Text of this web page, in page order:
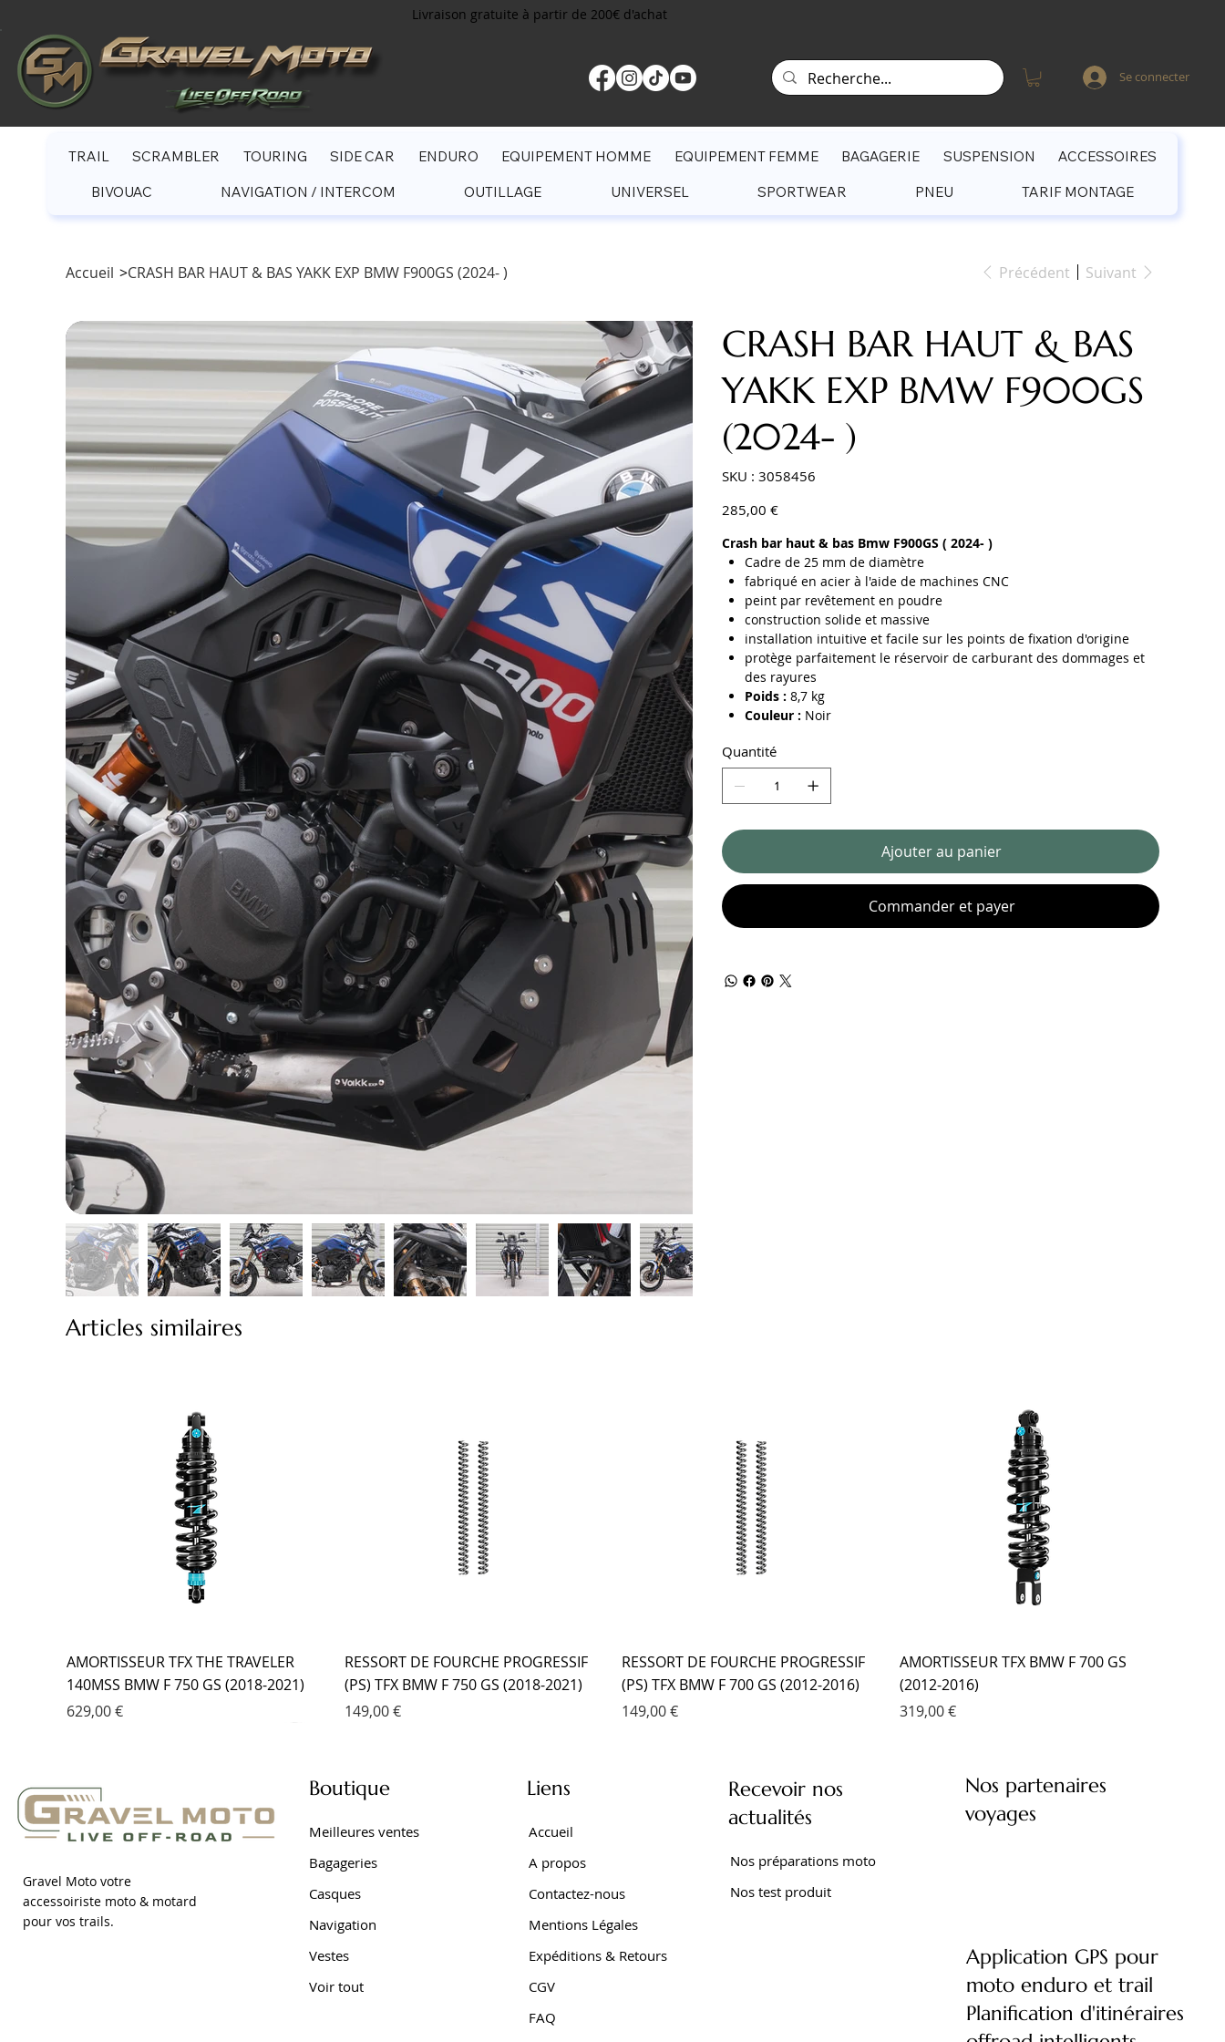
Livraison gratuite à partir de 200€ d'achat
Se connecter
Accueil >CRASH BAR HAUT & BAS YAKK EXP BMW F900GS (2024- ) Précédent Suivant
CRASH BAR HAUT & BAS
YAKK EXP BMW F900GS
(2024- )
SKU : SKU
3058456
3058456
285,00 €
Crash bar haut & bas Bmw F900GS ( 2024- )
Cadre de 25 mm de diamètre
fabriqué en acier à l'aide de machines CNC
peint par revêtement en poudre
construction solide et massive
installation intuitive et facile sur les points de fixation d'origine
protège parfaitement le réservoir de carburant des dommages et
des rayures
Poids : 8,7 kg
Couleur : Noir
Quantité
Ajouter au panier
Commander et payer
Articles similaires
AMORTISSEUR TFX THE TRAVELER
140MSS BMW F 750 GS (2018-2021)
Prix
629,00 €
RESSORT DE FOURCHE PROGRESSIF
(PS) TFX BMW F 750 GS (2018-2021)
Prix
149,00 €
RESSORT DE FOURCHE PROGRESSIF
(PS) TFX BMW F 700 GS (2012-2016)
Prix
149,00 €
AMORTISSEUR TFX BMW F 700 GS
(2012-2016)
Prix
319,00 €
FOURCHE EMC KIT CARTOUCHE
YAMAHA TRACER 9 (2021- )
YAMAHA XTZ 750 SUPER TENERE
AMORTISSEUR EMC YAMAHA XTZ 660
TENERE (2008-2016)
AMORTISSEUR EMC YAMAHA TENERE
TRAIL SCRAMBLER TOURING SIDE CAR ENDURO EQUIPEMENT HOMME EQUIPEMENT FEMME BAGAGERIE SUSPENSION ACCESSOIRES
BIVOUAC NAVIGATION / INTERCOM OUTILLAGE UNIVERSEL SPORTWEAR PNEU TARIF MONTAGE
Gravel Moto votre
accessoiriste moto & motard
pour vos trails.
Boutique
Meilleures ventes
Bagageries
Casques
Navigation
Vestes
Voir tout
Liens
Accueil
A propos
Contactez-nous
Mentions Légales
Expéditions & Retours
CGV
FAQ
Recevoir nos
actualités
Nos préparations moto
Nos test produit
Nos partenaires
voyages
Application GPS pour
moto enduro et trail
Planification d'itinéraires